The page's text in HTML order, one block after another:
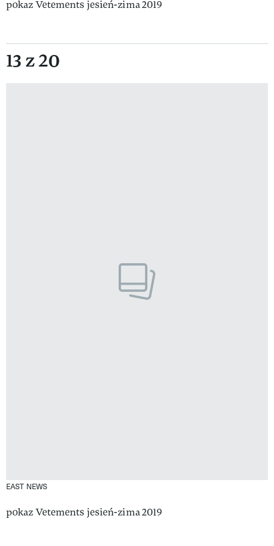
pokaz Vetements jesień-zima 2019
13 z 20
EAST NEWS
pokaz Vetements jesień-zima 2019